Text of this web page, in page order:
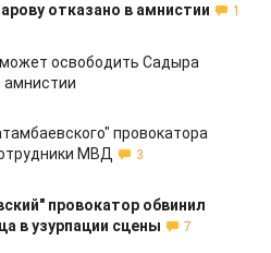
отказано в амнистии
1
освободить Садыра
провокатора
МВД
3
провокатор обвинил
в узурпации сцены
7